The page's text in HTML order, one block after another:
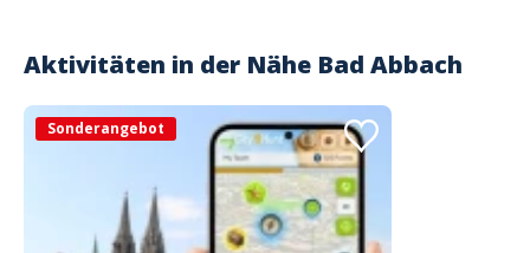
auf dem Kanal und kommt über eine Kanutreppe wieder zurück
Flussabwärts und kann gemütlich zum Ausgangspunkt paddeln/sich
Schöner Ausflug und unkompliziert zu buchen. Kann ich sehr empfehlen!
Eine wunderschöne Kanu Tour
Commenté le 11/09/2024
Aktivitäten in der Nähe Bad Abbach
Sonderangebot